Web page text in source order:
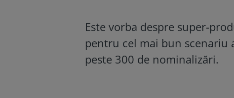
Este vorba despre super-
pentru cel mai bun scenariu
peste 300 de nominalizări.